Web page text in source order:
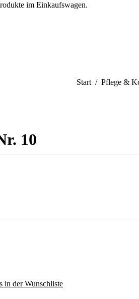
im Einkaufswagen.
Sie befinden sich
Start Pflege &
10
in der Wunschliste